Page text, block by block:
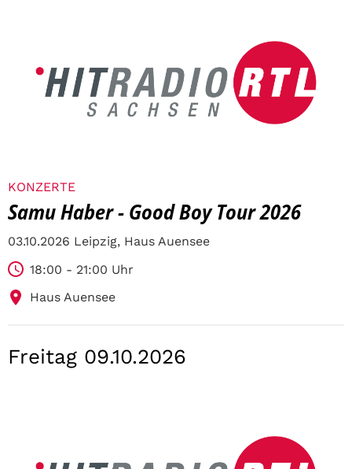
KONZERTE
Samu Haber - Good Boy Tour 2026
03.10.2026 Leipzig, Haus Auensee
18:00 - 21:00 Uhr
Haus Auensee
Freitag 09.10.2026